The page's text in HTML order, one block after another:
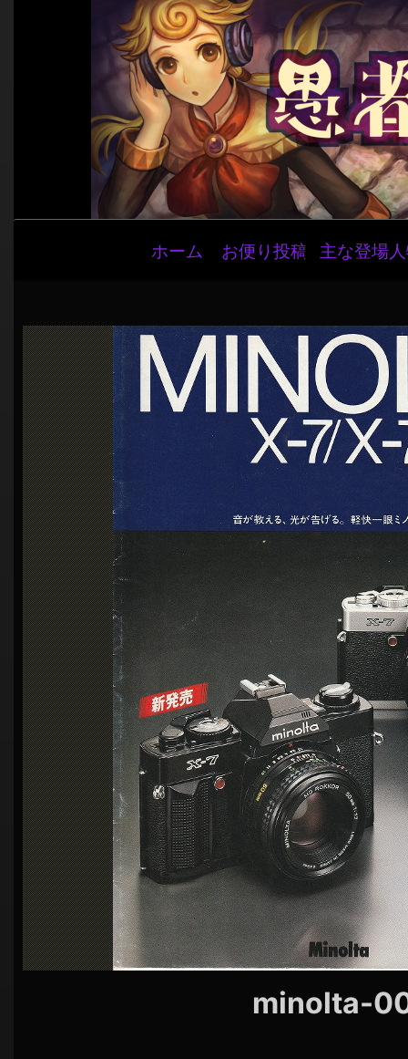
ビ
ゲ
ー
シ
ョ
ン
ホーム お便り投稿 主な登場
minolta-